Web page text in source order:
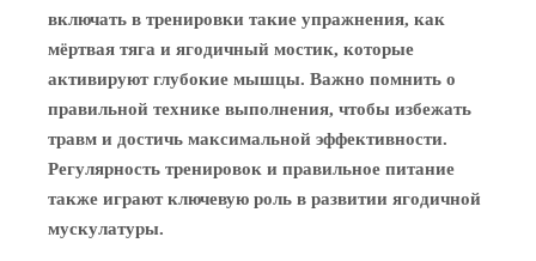
включать в тренировки такие упражнения, как
мёртвая тяга и ягодичный мостик, которые
активируют глубокие мышцы. Важно помнить о
правильной технике выполнения, чтобы избежать
травм и достичь максимальной эффективности.
Регулярность тренировок и правильное питание
также играют ключевую роль в развитии ягодичной
мускулатуры.